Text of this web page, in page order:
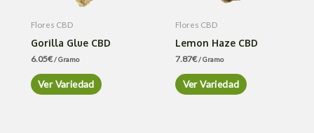
Flores CBD
Gorilla Glue CBD
6.05€/ Gramo
Ver Variedad
Flores CBD
Lemon Haze CBD
7.87€/ Gramo
Ver Variedad